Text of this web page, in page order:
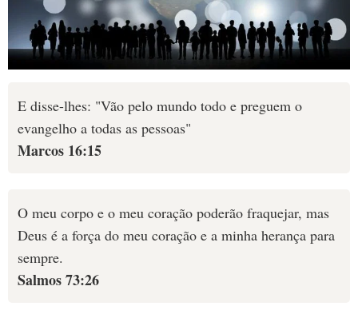
E disse-lhes: "Vão pelo mundo todo e preguem o
evangelho a todas as pessoas"
Marcos 16:15
O meu corpo e o meu coração poderão fraquejar, mas
Deus é a força do meu coração e a minha herança para
sempre.
Salmos 73:26